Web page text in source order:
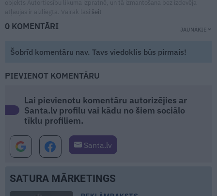
objekts Autortiesību likuma izpratnē, un tā izmantošana bez izdevēja
atļaujas ir aizliegta. Vairāk lasi šeit
0 KOMENTĀRI JAUNĀKIE
Šobrīd komentāru nav. Tavs viedoklis būs pirmais!
PIEVIENOT KOMENTĀRU
Lai pievienotu komentāru autorizējies ar
Santa.lv profilu vai kādu no šiem sociālo
tīklu profiliem.
Santa.lv
SATURA MĀRKETINGS